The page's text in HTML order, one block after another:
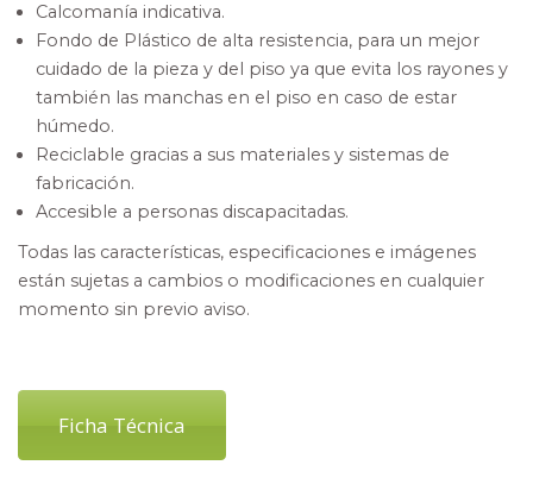
Calcomanía indicativa.
Fondo de Plástico de alta resistencia, para un mejor
cuidado de la pieza y del piso ya que evita los rayones y
también las manchas en el piso en caso de estar
húmedo.
Reciclable gracias a sus materiales y sistemas de
fabricación.
Accesible a personas discapacitadas.
Todas las características, especificaciones e imágenes
están sujetas a cambios o modificaciones en cualquier
momento sin previo aviso.
Ficha Técnica